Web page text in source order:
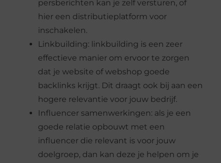
persberichten kan je zelf versturen, of
hier een distributieplatform voor
inschakelen.
Linkbuilding: linkbuilding is een zeer
effectieve manier om ervoor te zorgen
dat je website of webshop goede
backlinks krijgt. Dit draagt ook bij aan een
hogere relevantie voor jouw bedrijf.
Influencer samenwerkingen: als je een
goede relatie opbouwt met een
influencer die relevant is voor jouw
doelgroep, dan kan deze je helpen om je